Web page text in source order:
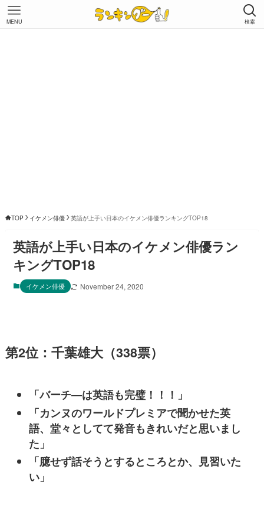
検索
MENU
TOP イケメン俳優 英語が上手い日本のイケメン俳優ランキングTOP18
英語が上手い日本のイケメン俳優ラン
キングTOP18
イケメン俳優 November 24, 2020
第2位：千葉雄大（338票）
「バーチ―は英語も完璧！！！」
「カンヌのワールドプレミアで聞かせた英
語、堂々としてて発音もきれいだと思いまし
た」
「臆せず話そうとするところとか、見習いた
い」